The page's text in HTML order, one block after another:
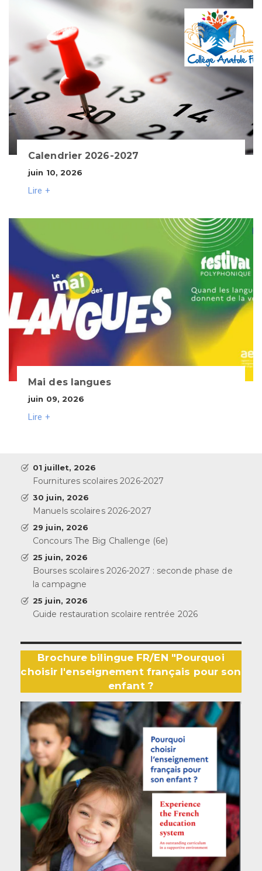
Calendrier 2026-2027
juin 10, 2026
Lire +
Mai des langues
juin 09, 2026
Lire +
01 juillet, 2026
Fournitures scolaires 2026-2027
30 juin, 2026
Manuels scolaires 2026-2027
29 juin, 2026
Concours The Big Challenge (6e)
25 juin, 2026
Bourses scolaires 2026-2027 : seconde phase de
la campagne
25 juin, 2026
Guide restauration scolaire rentrée 2026
Brochure bilingue FR/EN "Pourquoi
choisir l'enseignement français pour son
enfant ?